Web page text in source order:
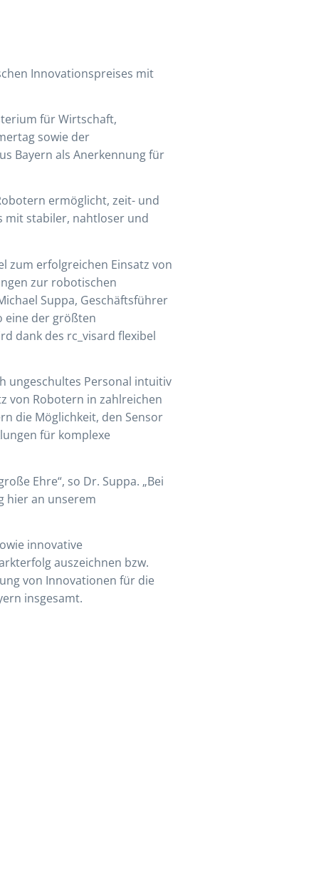
Innovationspreises mit
für Wirtschaft,
sowie der
Bayern als Anerkennung für
ermöglicht, zeit- und
mit stabiler, nahtloser und
zum erfolgreichen Einsatz von
zur robotischen
Suppa, Geschäftsführer
eine der größten
dank des rc_visard flexibel
ungeschultes Personal intuitiv
von Robotern in zahlreichen
die Möglichkeit, den Sensor
für komplexe
Ehre“, so Dr. Suppa. „Bei
hier an unserem
innovative
auszeichnen bzw.
von Innovationen für die
insgesamt.